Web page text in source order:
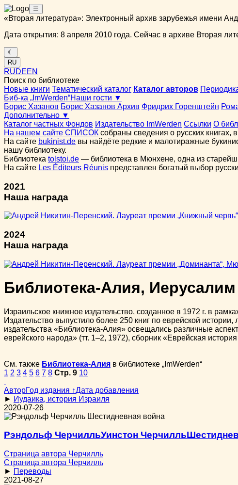
☰
«Вторая литература»: Электронный архив зарубежья имени
Дата открытия: 8 апреля 2010 года. Сейчас в архиве Вторая
☾
RU
RUDEEN
Поиск по библиотеке
Новые книги Тематический каталог Каталог авторов
Биб-ка „ImWerden“Наши гости ▼
Борис Хазанов Борис Хазанов Архив Фридрих Горенштейн
Дополнительно ▼
Каталог частных Фондов Издательство ImWerden Ссылки О
На нашем сайте СПИСОК собраны сведения о русских
На сайте bukinist.de вы найдёте редкие и малотиражные
нашу библиотеку.
Библиотека tolstoi.de — библиотека в Мюнхене, одна из
На сайте Les Éditeurs Réunis представлен богатый выбор
2021
Наша награда
2024
Наша награда
Библиотека-Алия, Иерусалим
Израильское книжное издательство, созданное в 1972 г. в
Издательство выпустило более 250 книг по еврейской
издательства «Библиотека-Алия» освещались различные
еврейского народа» (тт. 1–2, 1972), сборник «Еврейская
См. также Библиотека-Алия в библиотеке „ImWerden“
1 2 3 4 5 6 7 8 Стр. 9 10
АвторГод издания ↑Дата добавления
► Иудаика, история Израиля
2020-07-26
Рэндольф ЧерчилльУинстон Черчилль
Страница автора Черчилль
Страница автора Черчилль
► Переводы
2021-08-27